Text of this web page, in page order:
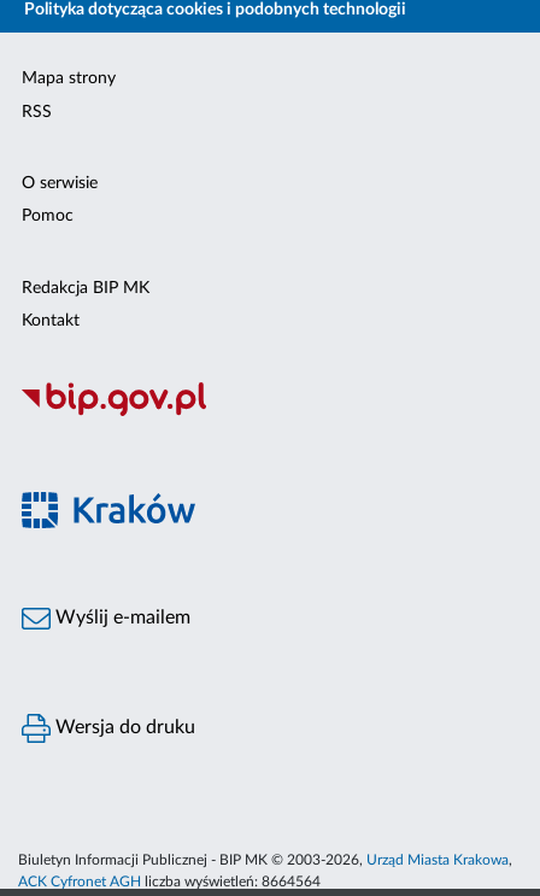
Polityka dotycząca cookies i podobnych technologii
Mapa strony
RSS
O serwisie
Pomoc
Redakcja BIP MK
Kontakt
Wyślij e-mailem
Wersja do druku
Biuletyn Informacji Publicznej - BIP MK © 2003-2026, Urząd Miasta Krakowa,
ACK Cyfronet AGH
liczba wyświetleń: 8664564